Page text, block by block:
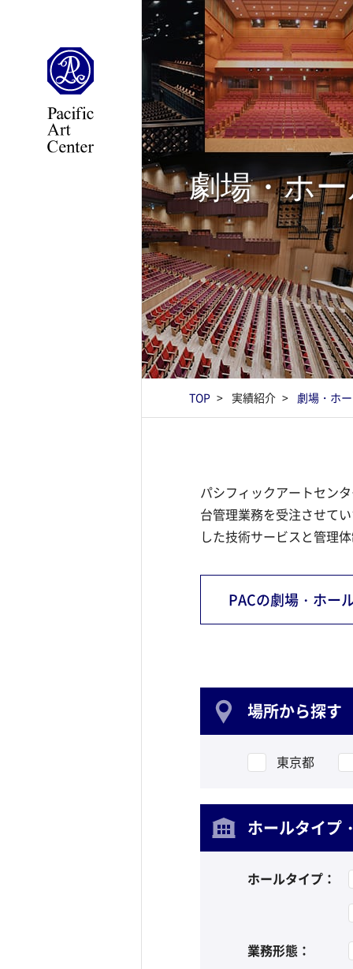
劇場・ホ
TOP 実績紹介 劇場・ホ
パシフィックアートセン
台管理業務を受注させて
した技術サービスと管理
PACの劇場・ホー
場所から探す
東京都
ホールタイプ
ホールタイプ：
業務形態：